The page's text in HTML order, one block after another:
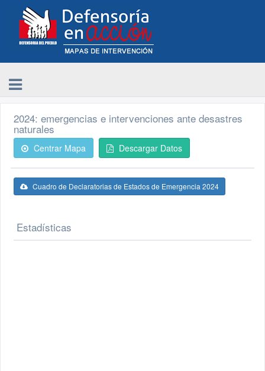
2024: emergencias e intervenciones ante desastres
naturales
Centrar Mapa Descargar Datos
Cuadro de Declaratorias de Estados de Emergencia 2024
Estadísticas